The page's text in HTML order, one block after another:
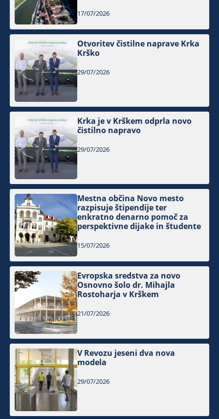
17/07/2026
Otvoritev čistilne naprave Krka
Krško
29/07/2026
Krka je v Krškem odprla novo
čistilno napravo
29/07/2026
Mestna občina Novo mesto
razpisuje štipendije ter
enkratno denarno pomoč za
perspektivne dijake in študente
15/07/2026
Evropska sredstva za novo
Osnovno šolo dr. Mihajla
Rostoharja v Krškem
21/07/2026
V Revozu jeseni dva nova
modela
29/07/2026